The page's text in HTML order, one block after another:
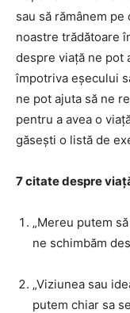
sau să rămânem
noastre trădătoare
despre viață ne pot
împotriva eșecului
ne pot ajuta să ne
pentru a avea o
găsești o listă de
7 citate despre
„Mereu putem
ne schimbăm
„Viziunea sau
putem chiar sa